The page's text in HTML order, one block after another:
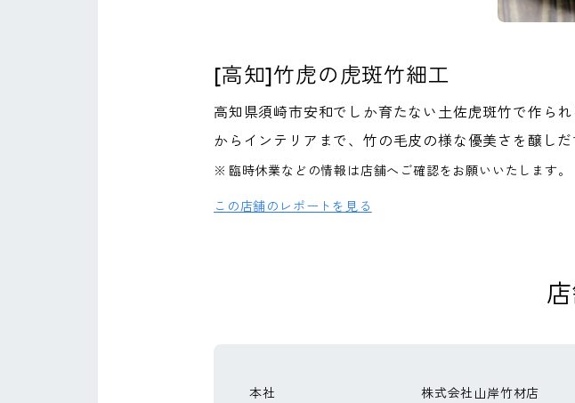
[高知]竹虎の虎斑竹細工
高知県須崎市安和でしか育たない土佐虎斑竹で作ら
からインテリアまで、竹の毛皮の様な優美さを醸しだ
※ 臨時休業などの情報は店舗へご確認をお願いいたします。
この店舗のレポートを見る
本社 株式会社山岸竹材店